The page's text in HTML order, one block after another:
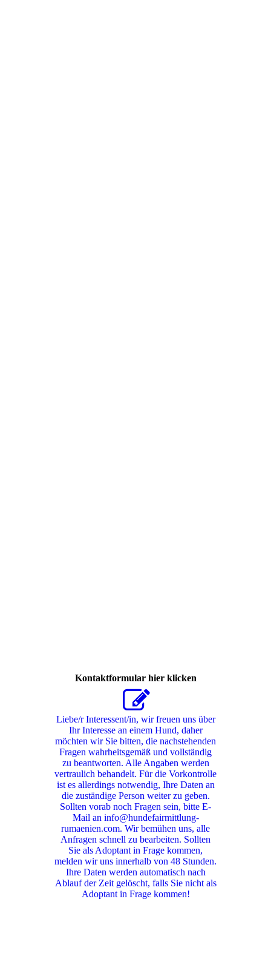
Kontaktformular hier klicken
Liebe/r Interessent/in, wir freuen uns über
Ihr Interesse an einem Hund, daher
möchten wir Sie bitten, die nachstehenden
Fragen wahrheitsgemäß und vollständig
zu beantworten. Alle Angaben werden
vertraulich behandelt. Für die Vorkontrolle
ist es allerdings notwendig, Ihre Daten an
die zuständige Person weiter zu geben.
Sollten vorab noch Fragen sein, bitte E-
Mail an info@hundefairmittlung-
rumaenien.com. Wir bemühen uns, alle
Anfragen schnell zu bearbeiten. Sollten
Sie als Adoptant in Frage kommen,
melden wir uns innerhalb von 48 Stunden.
Ihre Daten werden automatisch nach
Ablauf der Zeit gelöscht, falls Sie nicht als
Adoptant in Frage kommen!